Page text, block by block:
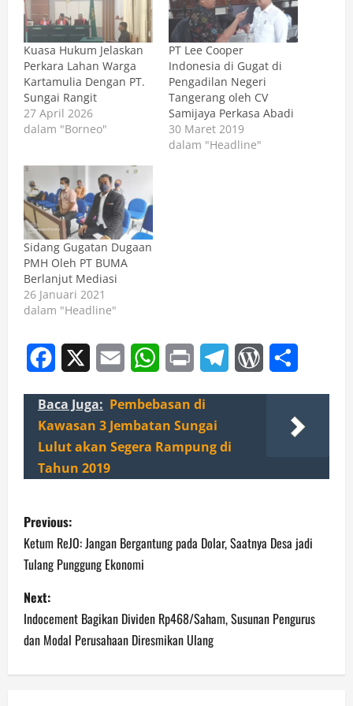
Kuasa Hukum Jelaskan
Perkara Lahan Warga
Kartamulia Dengan PT.
Sungai Rangit
27 April 2026
dalam "Borneo"
PT Lee Cooper
Indonesia di Gugat di
Pengadilan Negeri
Tangerang oleh CV
Samijaya Perkasa Abadi
30 Maret 2019
dalam "Headline"
Sidang Gugatan Dugaan
PMH Oleh PT BUMA
Berlanjut Mediasi
26 Januari 2021
dalam "Headline"
Facebook Email WhatsApp
Print TelegramWordPress
Baca Juga: Pembebasan di
Kawasan 3 Jembatan Sungai
Lulut akan Segera Rampung di
Tahun 2019
P
o
s
t
n
a
Previous:
Ketum ReJO: Jangan Bergantung pada Dolar, Saatnya Desa jadi
Tulang Punggung Ekonomi
Next:
Indocement Bagikan Dividen Rp468/Saham, Susunan Pengurus
dan Modal Perusahaan Diresmikan Ulang